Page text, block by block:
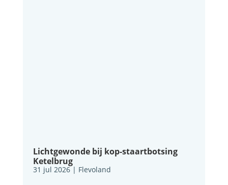
Lichtgewonde bij kop-staartbotsing
Ketelbrug
31 jul 2026| Flevoland